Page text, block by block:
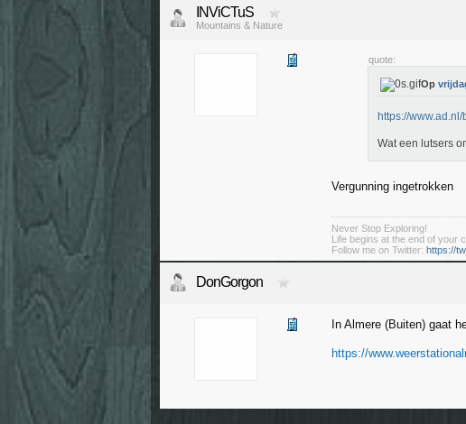
INViCTuS
Mountains & Nature
quote:
Op
https://
Wat een lutsers
Vergunning ingetrokken
Never Stop Exploring!
Life begins at the end of your
Follow me on Twitter: https://
DonGorgon
In Almere (Buiten) gaat
https://